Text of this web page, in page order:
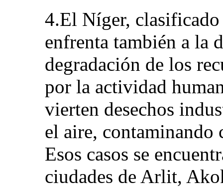
4.El Níger,
enfrenta también a la
degradación de los
por la actividad
vierten desechos
el aire, contaminando
Esos casos se
ciudades de Arlit,